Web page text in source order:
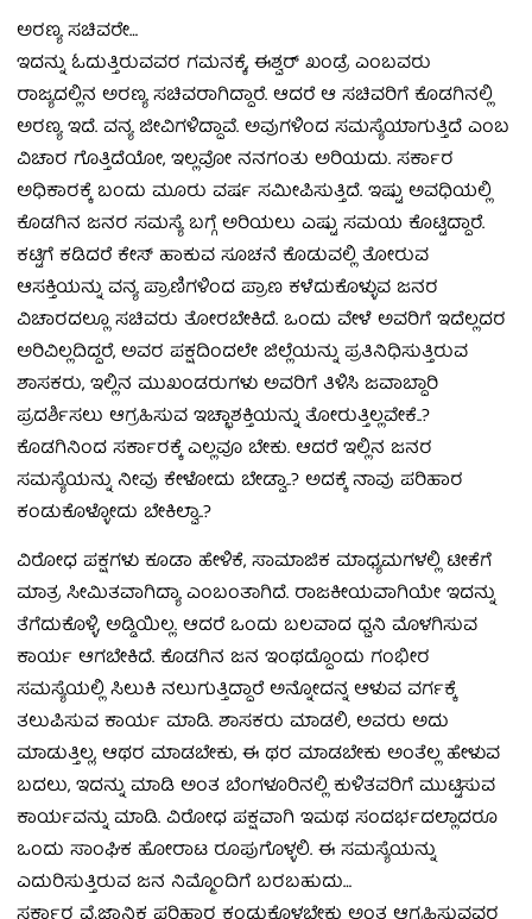
ಅರಣ್ಯ ಸಚಿವರೇ…
ಇದನ್ನು ಓದುತ್ತಿರುವವರ ಗಮನಕ್ಕೆ, ಈಶ್ವರ್‌ ಖಂಡ್ರೆ ಎಂಬವರು
ರಾಜ್ಯದಲ್ಲಿನ ಅರಣ್ಯ ಸಚಿವರಾಗಿದ್ದಾರೆ. ಆದರೆ ಆ ಸಚಿವರಿಗೆ ಕೊಡಗಿನಲ್ಲಿ
ಅರಣ್ಯ ಇದೆ. ವನ್ಯ ಜೀವಿಗಳಿದ್ದಾವೆ. ಅವುಗಳಿಂದ ಸಮಸ್ಯೆಯಾಗುತ್ತಿದೆ ಎಂಬ
ವಿಚಾರ ಗೊತ್ತಿದೆಯೋ, ಇಲ್ಲವೋ ನನಗಂತು ಅರಿಯದು. ಸರ್ಕಾರ
ಅಧಿಕಾರಕ್ಕೆ ಬಂದು ಮೂರು ವರ್ಷ ಸಮೀಪಿಸುತ್ತಿದೆ. ಇಷ್ಟು ಅವಧಿಯಲ್ಲಿ
ಕೊಡಗಿನ ಜನರ ಸಮಸ್ಯೆ ಬಗ್ಗೆ ಅರಿಯಲು ಎಷ್ಟು ಸಮಯ ಕೊಟ್ಟಿದ್ದಾರೆ.
ಕಟ್ಟಿಗೆ ಕಡಿದರೆ ಕೇಸ್‌ ಹಾಕುವ ಸೂಚನೆ ಕೊಡುವಲ್ಲಿ ತೋರುವ
ಆಸಕ್ತಿಯನ್ನು ವನ್ಯ ಪ್ರಾಣಿಗಳಿಂದ ಪ್ರಾಣ ಕಳೆದುಕೊಳ್ಳುವ ಜನರ
ವಿಚಾರದಲ್ಲೂ ಸಚಿವರು ತೋರಬೇಕಿದೆ. ಒಂದು ವೇಳೆ ಅವರಿಗೆ ಇದೆಲ್ಲದರ
ಅರಿವಿಲ್ಲದಿದ್ದರೆ, ಅವರ ಪಕ್ಷದಿಂದಲೇ ಜಿಲ್ಲೆಯನ್ನು ಪ್ರತಿನಿಧಿಸುತ್ತಿರುವ
ಶಾಸಕರು, ಇಲ್ಲಿನ ಮುಖಂಡರುಗಳು ಅವರಿಗೆ ತಿಳಿಸಿ ಜವಾಬ್ದಾರಿ
ಪ್ರದರ್ಶಿಸಲು ಆಗ್ರಹಿಸುವ ಇಚ್ಛಾಶಕ್ತಿಯನ್ನು ತೋರುತ್ತಿಲ್ಲವೇಕೆ..?
ಕೊಡಗಿನಿಂದ ಸರ್ಕಾರಕ್ಕೆ ಎಲ್ಲವೂ ಬೇಕು. ಆದರೆ ಇಲ್ಲಿನ ಜನರ
ಸಮಸ್ಯೆಯನ್ನು ನೀವು ಕೇಳೋದು ಬೇಡ್ವಾ..? ಅದಕ್ಕೆ ನಾವು ಪರಿಹಾರ
ಕಂಡುಕೊಳ್ಳೋದು ಬೇಕಿಲ್ವಾ..?
ವಿರೋಧ ಪಕ್ಷಗಳು ಕೂಡಾ ಹೇಳಿಕೆ, ಸಾಮಾಜಿಕ ಮಾಧ್ಯಮಗಳಲ್ಲಿ ಟೀಕೆಗೆ
ಮಾತ್ರ ಸೀಮಿತವಾಗಿದ್ಯಾ ಎಂಬಂತಾಗಿದೆ. ರಾಜಕೀಯವಾಗಿಯೇ ಇದನ್ನು
ತೆಗೆದುಕೊಳ್ಳಿ, ಅಡ್ಡಿಯಿಲ್ಲ. ಆದರೆ ಒಂದು ಬಲವಾದ ಧ್ವನಿ ಮೊಳಗಿಸುವ
ಕಾರ್ಯ ಆಗಬೇಕಿದೆ. ಕೊಡಗಿನ ಜನ ಇಂಥದ್ದೊಂದು ಗಂಭೀರ
ಸಮಸ್ಯೆಯಲ್ಲಿ ಸಿಲುಕಿ ನಲುಗುತ್ತಿದ್ದಾರೆ ಅನ್ನೋದನ್ನ ಆಳುವ ವರ್ಗಕ್ಕೆ
ತಲುಪಿಸುವ ಕಾರ್ಯ ಮಾಡಿ. ಶಾಸಕರು ಮಾಡಲಿ, ಅವರು ಅದು
ಮಾಡುತ್ತಿಲ್ಲ, ಆಥರ ಮಾಡಬೇಕು, ಈ ಥರ ಮಾಡಬೇಕು ಅಂತೆಲ್ಲ ಹೇಳುವ
ಬದಲು, ಇದನ್ನು ಮಾಡಿ ಅಂತ ಬೆಂಗಳೂರಿನಲ್ಲಿ ಕುಳಿತವರಿಗೆ ಮುಟ್ಟಿಸುವ
ಕಾರ್ಯವನ್ನು ಮಾಡಿ. ವಿರೋಧ ಪಕ್ಷವಾಗಿ ಇಮಥ ಸಂದರ್ಭದಲ್ಲಾದರೂ
ಒಂದು ಸಾಂಘಿಕ ಹೋರಾಟ ರೂಪುಗೊಳ್ಳಲಿ. ಈ ಸಮಸ್ಯೆಯನ್ನು
ಎದುರಿಸುತ್ತಿರುವ ಜನ ನಿಮ್ಮೊಂದಿಗೆ ಬರಬಹುದು…